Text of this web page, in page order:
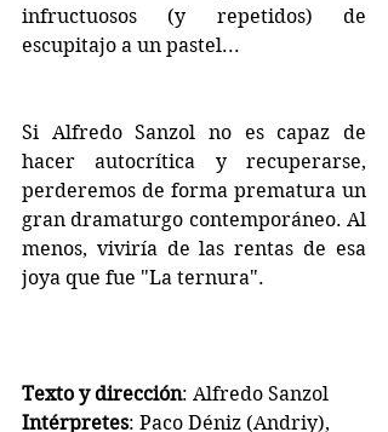
infructuosos (y repetidos) de
escupitajo a un pastel...
Si Alfredo Sanzol no es capaz de
hacer autocrítica y recuperarse,
perderemos de forma prematura un
gran dramaturgo contemporáneo. Al
menos, viviría de las rentas de esa
joya que fue "La ternura".
Texto y dirección: Alfredo Sanzol
Intérpretes: Paco Déniz (Andriy),